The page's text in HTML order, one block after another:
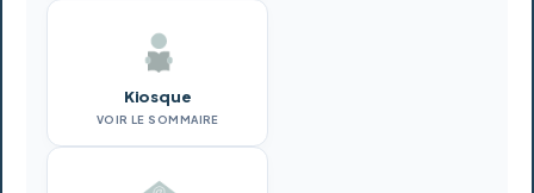
Kiosque
VOIR LE SOMMAIRE